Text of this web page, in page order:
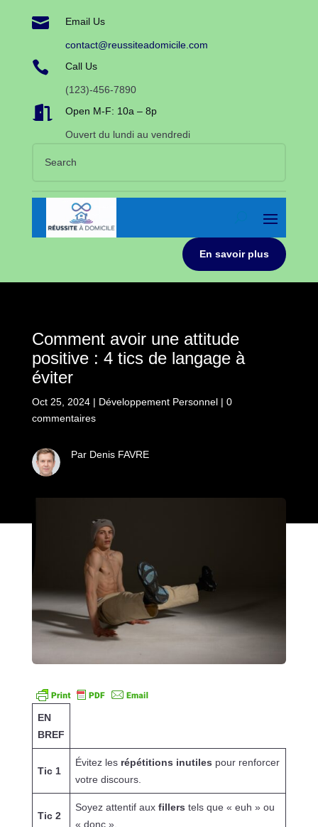
 Email Us
contact@reussiteadomicile.com
 Call Us
(123)-456-7890
 Open M-F: 10a – 8p
Ouvert du lundi au vendredi
En savoir plus
Comment avoir une attitude
positive : 4 tics de langage à
éviter
Oct 25, 2024| Développement Personnel| 0
commentaires
Par Denis FAVRE
EN
BREF
Tic 1
Évitez les répétitions inutiles pour renforcer
votre discours.
Tic 2
Soyez attentif aux fillers tels que « euh » ou
« donc ».